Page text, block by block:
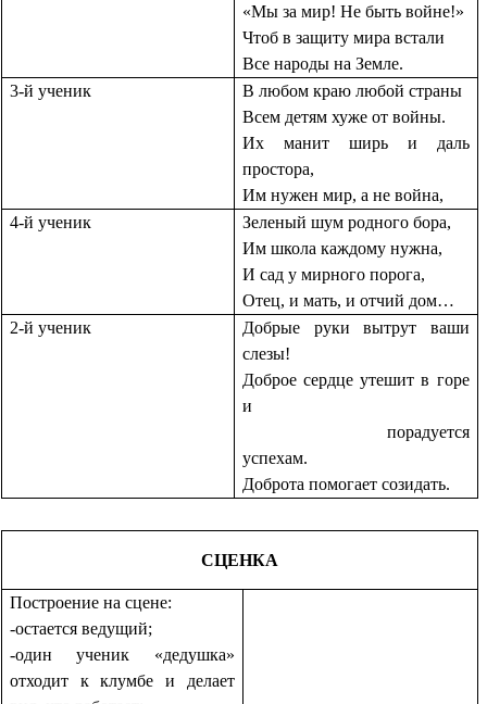
«Мы за мир! Не быть войне!»
Чтоб в защиту мира встали
Все народы на Земле.
3-й ученик
В любом краю любой страны
Всем детям хуже от войны.
Их манит ширь и даль
простора,
Им нужен мир, а не война,
4-й ученик
Зеленый шум родного бора,
Им школа каждому нужна,
И сад у мирного порога,
Отец, и мать, и отчий дом…
2-й ученик
Добрые руки вытрут ваши
слезы!
Доброе сердце утешит в горе
и
порадуется
успехам.
Доброта помогает созидать.
СЦЕНКА
Построение на сцене:
-остается ведущий;
-один ученик «дедушка»
отходит к клумбе и делает